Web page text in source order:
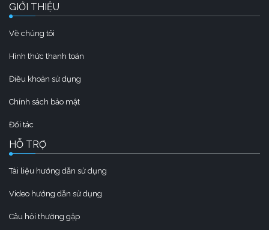
GIỚI THIỆU
Về chúng tôi
Hình thức thanh toán
Điều khoản sử dụng
Chính sách bảo mật
Đối tác
HỖ TRỢ
Tài liệu hướng dẫn sử dụng
Video hướng dẫn sử dụng
Câu hỏi thường gặp